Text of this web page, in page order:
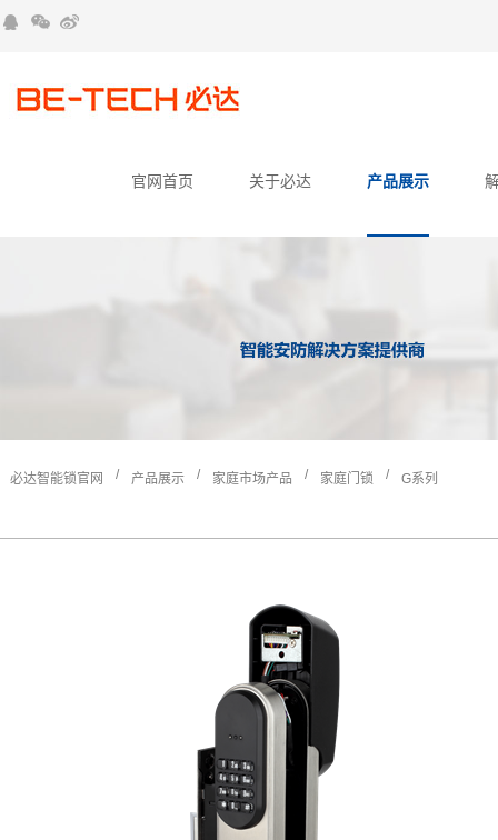
官网首页 关于必达 产品展示
必达智能锁官网 / 产品展示 / 家庭市场产品 / 家庭门锁 / G系列